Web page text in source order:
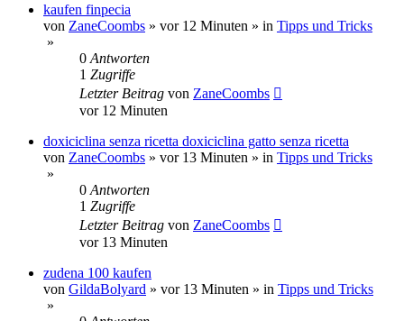
kaufen finpecia
von ZaneCoombs » vor 12 Minuten » in Tipps und Tricks
»
0 Antworten
1 Zugriffe
Letzter Beitrag von ZaneCoombs
vor 12 Minuten
doxiciclina senza ricetta doxiciclina gatto senza ricetta
von ZaneCoombs » vor 13 Minuten » in Tipps und Tricks
»
0 Antworten
1 Zugriffe
Letzter Beitrag von ZaneCoombs
vor 13 Minuten
zudena 100 kaufen
von GildaBolyard » vor 13 Minuten » in Tipps und Tricks
»